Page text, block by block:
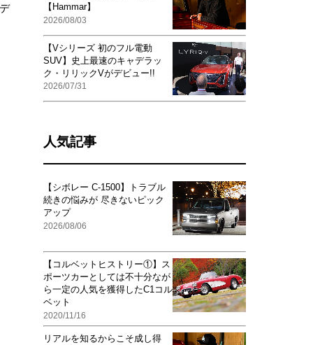
【Hammar】
2026/08/03
【Vシリーズ 初のフル電動
SUV】史上最速のキャデラッ
ク・リリックVがデビュー!!
2026/07/31
人気記事
【シボレー C-1500】トラブル
続きの悩みが 尽きないピック
アップ
2026/08/06
【コルベットヒストリー①】ス
ポーツカーとしては不十分なが
ら一定の人気を獲得したC1コル
ベット
2020/11/16
リアルを知るからこそ成し得